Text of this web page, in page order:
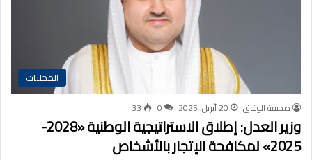
المحليات
صحيفة الوفاق 20 أبريل، 2025 0
33
وزير العدل: إطلاق الاستراتيجية الوطنية «2028-
2025» لمكافحة الإتجار بالأشخاص